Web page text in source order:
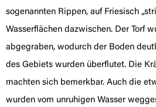
sogenannten Rippen, auf Friesisch
Wasserflächen dazwischen. Der Torf
abgegraben, wodurch der Boden
des Gebiets wurden überflutet. Die
machten sich bemerkbar. Auch die
wurden vom unruhigen Wasser